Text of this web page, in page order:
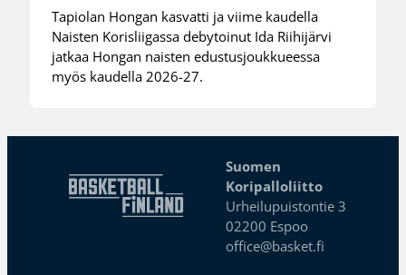
Tapiolan Hongan kasvatti ja viime kaudella
Naisten Korisliigassa debytoinut Ida Riihijärvi
jatkaa Hongan naisten edustusjoukkueessa
myös kaudella 2026-27.
Suomen
Koripalloliitto
Urheilupuistontie 3
02200 Espoo
office@basket.fi